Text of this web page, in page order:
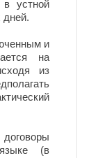
в устной
дней.
и
на
из
(в